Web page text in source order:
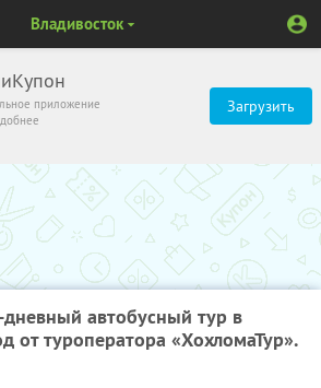
приложение
Загрузить
Владивосток
дневный автобусный тур в
от туроператора «ХохломаТур».